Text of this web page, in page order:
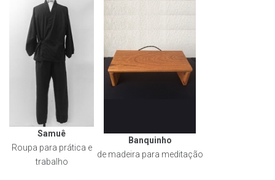
Samuê
Roupa para prática e
trabalho
Banquinho
de madeira para meditação